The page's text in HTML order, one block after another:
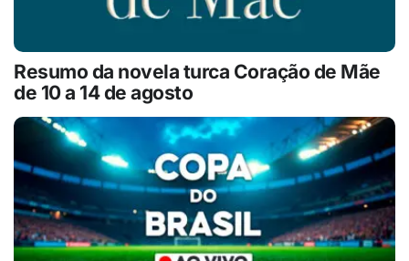
Resumo da novela turca Coração de Mãe
de 10 a 14 de agosto